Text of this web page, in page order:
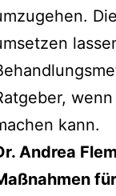
kann.
Andrea